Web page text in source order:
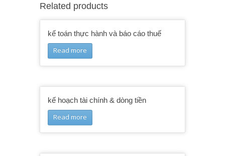
Related products
kế toán thực hành và báo cáo thuế
Read more
kế hoạch tài chính & dòng tiền
Read more